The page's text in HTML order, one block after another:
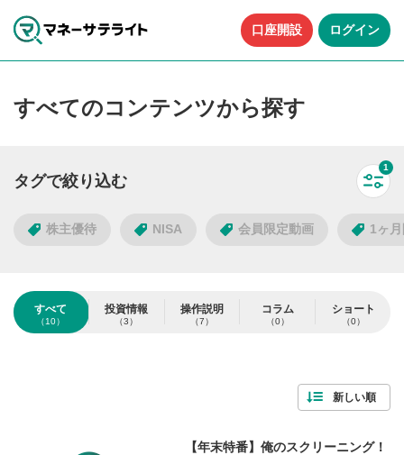
口座開設 ログイン
すべてのコンテンツから探す
タグで絞り込む
す
1
株主優待 NISA 会員限定動画 1ヶ
タグで絞り込む
すべて解除
すべて
（10）
投資情報
（3）
操作説明
（7）
コラム
（0）
ショート
（0）
新しい順
【年末特番】俺のスクリーニング！